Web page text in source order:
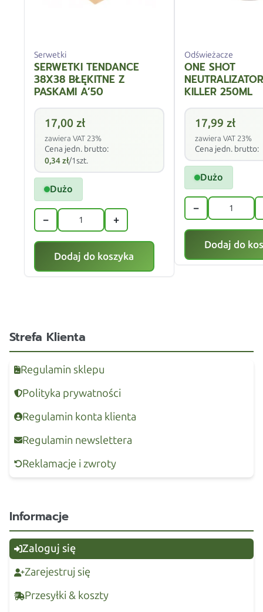
Serwetki
SERWETKI TENDANCE
38X38 BŁĘKITNE Z
PASKAMI A’50
17,00 zł
zawiera VAT 23%
Cena jedn. brutto:
0,34zł/1szt.
Dużo
− +
Dodaj do koszyka
Odświeżacze
ONE SHOT
KILLER 250ML
17,99 zł
zawiera VAT 23%
Cena jedn. brutto:
Dużo
−
Dodaj do
Strefa Klienta
Regulamin sklepu
Polityka prywatności
Regulamin konta klienta
Regulamin newslettera
Reklamacje i zwroty
Informacje
Zaloguj się
Zarejestruj się
Przesyłki & koszty